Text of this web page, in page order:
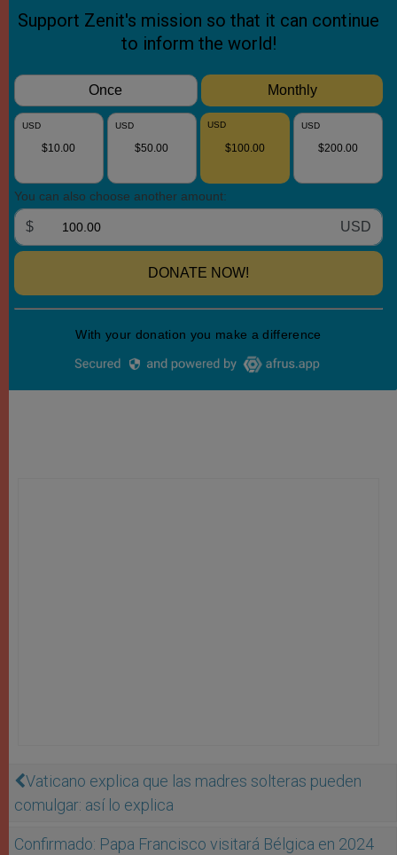
Vaticano explica que las madres solteras pueden
comulgar: así lo explica
Confirmado: Papa Francisco visitará Bélgica en 2024